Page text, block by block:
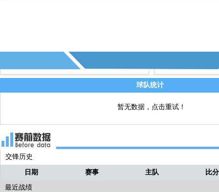
本场比赛第一个进球！
球队统计
暂无数据，点击重试！
交锋历史
日期 赛事 主队 比分
最近战绩